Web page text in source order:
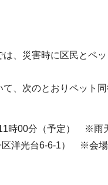
、災害時に区民とペ
、次のとおりペット
00分（予定） ※雨天
洋光台6-6-1） ※会場